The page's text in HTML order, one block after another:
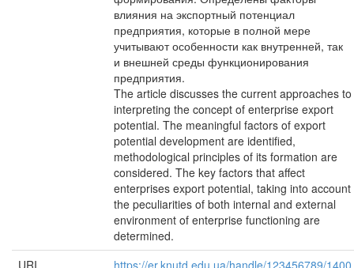
влияния на экспортный потенциал
предприятия, которые в полной мере
учитывают особенности как внутренней, так
и внешней среды функционирования
предприятия.
The article discusses the current approaches to
interpreting the concept of enterprise export
potential. The meaningful factors of export
potential development are identified,
methodological principles of its formation are
considered. The key factors that affect
enterprises export potential, taking into account
the peculiarities of both internal and external
environment of enterprise functioning are
determined.
URI
https://er.knutd.edu.ua/handle/123456789/1400